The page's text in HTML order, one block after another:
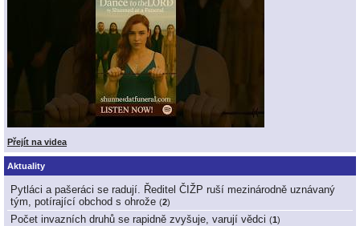
Přejít na videa
Aktuality
Pytláci a pašeráci se radují. Ředitel ČIŽP ruší mezinárodně uznávaný
tým, potírající obchod s ohrože (2)
Počet invazních druhů se rapidně zvyšuje, varují vědci (1)